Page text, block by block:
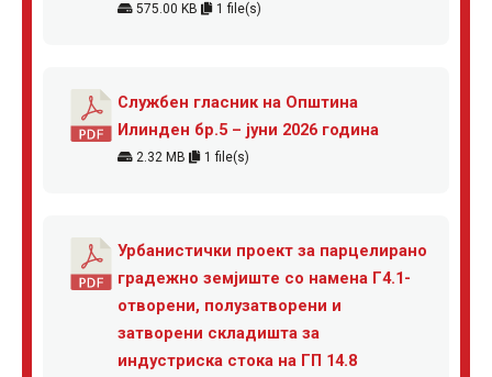
575.00 KB 1 file(s)
Службен гласник на Општина
Илинден бр.5 – јуни 2026 година
2.32 MB 1 file(s)
Урбанистички проект за парцелирано
градежно земјиште со намена Г4.1-
отворени, полузатворени и
затворени складишта за
индустриска стока на ГП 14.8